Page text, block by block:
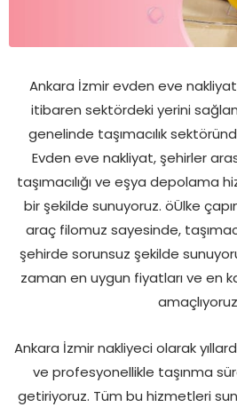
Ankara İzmir evden eve nakliyat
itibaren sektördeki yerini
genelinde taşımacılık
Evden eve nakliyat, şehirler
taşımacılığı ve eşya depolama
bir şekilde sunuyoruz. öÜlke
araç filomuz sayesinde,
şehirde sorunsuz şekilde
zaman en uygun fiyatları ve en
Ankara İzmir nakliyeci olarak
ve profesyonellikle taşınma
getiriyoruz. Tüm bu hizmetleri